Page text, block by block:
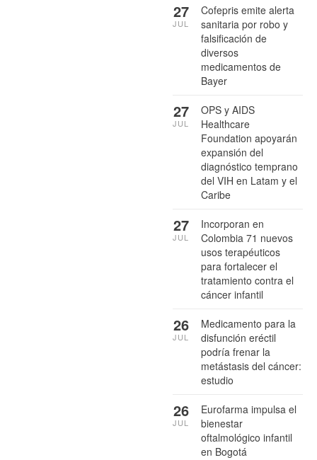
Cofepris emite alerta
sanitaria por robo y
falsificación de
diversos
medicamentos de
Bayer
27
JUL
OPS y AIDS
Healthcare
Foundation apoyarán
expansión del
diagnóstico temprano
del VIH en Latam y el
Caribe
27
JUL
Incorporan en
Colombia 71 nuevos
usos terapéuticos
para fortalecer el
tratamiento contra el
cáncer infantil
27
JUL
Medicamento para la
disfunción eréctil
podría frenar la
metástasis del cáncer:
estudio
26
JUL
Eurofarma impulsa el
bienestar
oftalmológico infantil
en Bogotá
26
JUL